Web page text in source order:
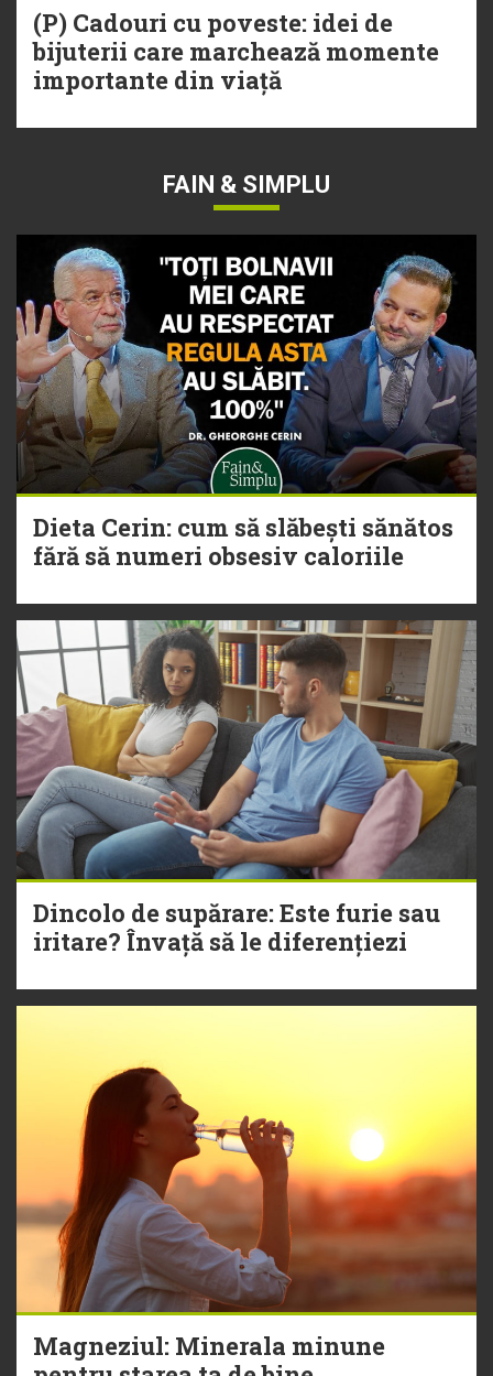
(P) Cadouri cu poveste: idei de
bijuterii care marchează momente
importante din viață
FAIN & SIMPLU
Dieta Cerin: cum să slăbești sănătos
fără să numeri obsesiv caloriile
Dincolo de supărare: Este furie sau
iritare? Învață să le diferențiezi
Magneziul: Minerala minune